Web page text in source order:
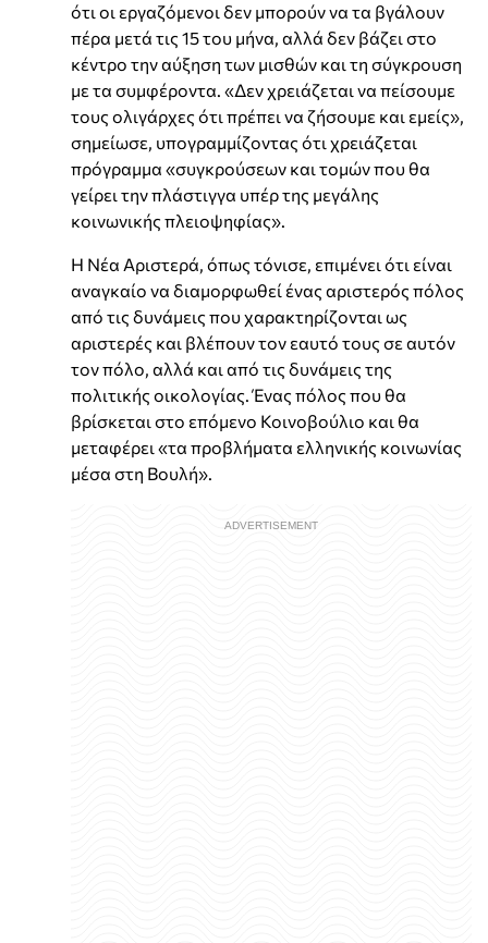
ότι οι εργαζόμενοι δεν μπορούν να τα βγάλουν
πέρα μετά τις 15 του μήνα, αλλά δεν βάζει στο
κέντρο την αύξηση των μισθών και τη σύγκρουση
με τα συμφέροντα. «Δεν χρειάζεται να πείσουμε
τους ολιγάρχες ότι πρέπει να ζήσουμε και εμείς»,
σημείωσε, υπογραμμίζοντας ότι χρειάζεται
πρόγραμμα «συγκρούσεων και τομών που θα
γείρει την πλάστιγγα υπέρ της μεγάλης
κοινωνικής πλειοψηφίας».
Η Νέα Αριστερά, όπως τόνισε, επιμένει ότι είναι
αναγκαίο να διαμορφωθεί ένας αριστερός πόλος
από τις δυνάμεις που χαρακτηρίζονται ως
αριστερές και βλέπουν τον εαυτό τους σε αυτόν
τον πόλο, αλλά και από τις δυνάμεις της
πολιτικής οικολογίας. Ένας πόλος που θα
βρίσκεται στο επόμενο Κοινοβούλιο και θα
μεταφέρει «τα προβλήματα ελληνικής κοινωνίας
μέσα στη Βουλή».